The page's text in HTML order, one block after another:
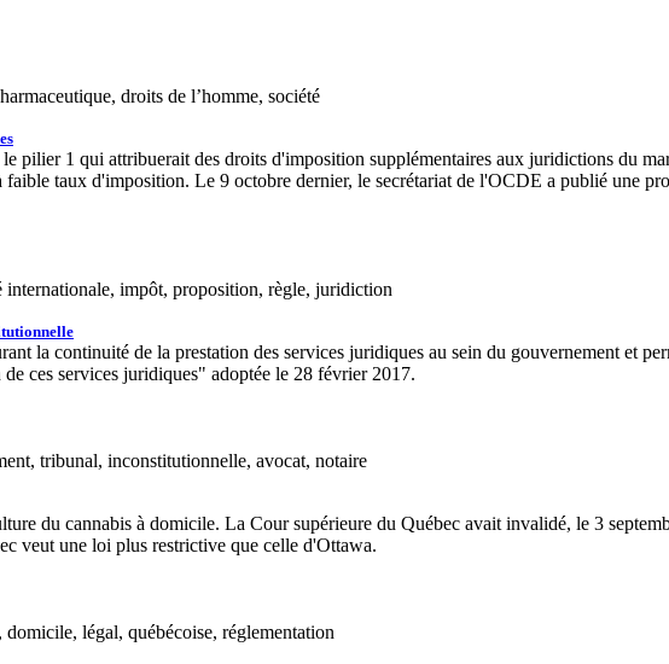
droits de l’homme, société
pilier 1 qui attribuerait des droits d'imposition supplémentaires aux juridictions du
taux d'imposition. Le 9 octobre dernier, le secrétariat de l'OCDE a publié une
impôt, proposition, règle, juridiction
la continuité de la prestation des services juridiques au sein du gouvernement et
ces services juridiques" adoptée le 28 février 2017.
tribunal, inconstitutionnelle, avocat, notaire
du cannabis à domicile. La Cour supérieure du Québec avait invalidé, le 3
veut une loi plus restrictive que celle d'Ottawa.
légal, québécoise, réglementation